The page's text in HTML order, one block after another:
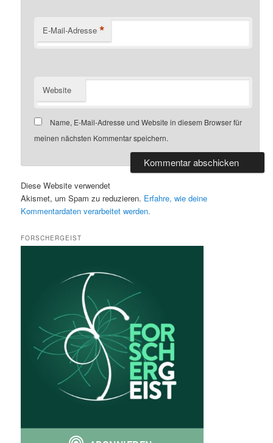
E-Mail-Adresse *
Website
Name, E-Mail-Adresse und Website in diesem Browser für
meinen nächsten Kommentar speichern.
Diese Website verwendet
Akismet, um Spam zu reduzieren. Erfahre, wie deine
Kommentardaten verarbeitet werden.
FORSCHERGEIST